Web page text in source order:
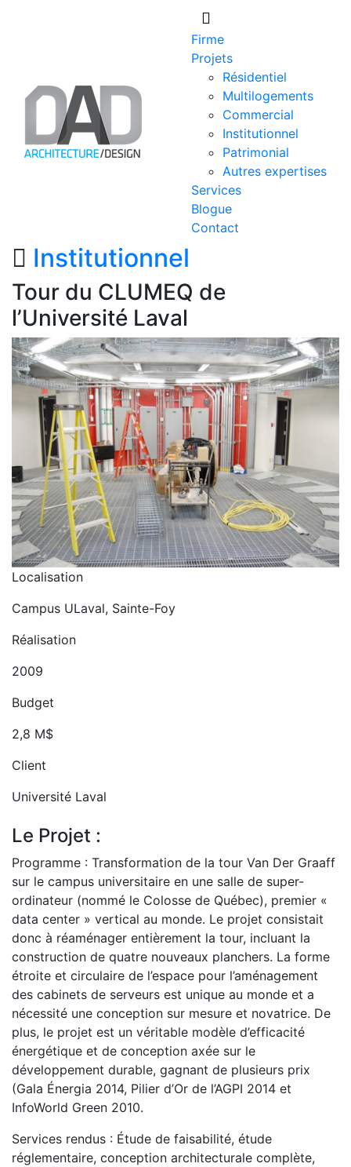
Firme
Projets
Résidentiel
Multilogements
Commercial
Institutionnel
Patrimonial
Autres expertises
Services
Blogue
Contact
Institutionnel
Tour du CLUMEQ de
l’Université Laval
Localisation
Campus ULaval, Sainte-Foy
Réalisation
2009
Budget
2,8 M$
Client
Université Laval
Le Projet :
Programme : Transformation de la tour Van Der Graaff
sur le campus universitaire en une salle de super-
ordinateur (nommé le Colosse de Québec), premier «
data center » vertical au monde. Le projet consistait
donc à réaménager entièrement la tour, incluant la
construction de quatre nouveaux planchers. La forme
étroite et circulaire de l’espace pour l’aménagement
des cabinets de serveurs est unique au monde et a
nécessité une conception sur mesure et novatrice. De
plus, le projet est un véritable modèle d’efficacité
énergétique et de conception axée sur le
développement durable, gagnant de plusieurs prix
(Gala Énergia 2014, Pilier d’Or de l’AGPI 2014 et
InfoWorld Green 2010.
Services rendus : Étude de faisabilité, étude
réglementaire, conception architecturale complète,